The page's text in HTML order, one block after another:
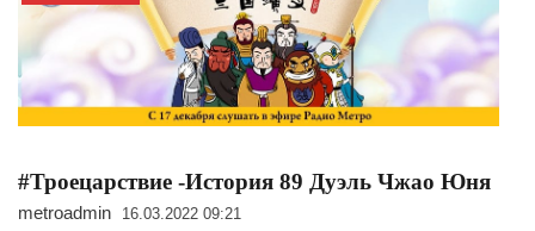
#Троецарствие -История 89 Дуэль Чжао Юня
metroadmin 16.03.2022 09:21